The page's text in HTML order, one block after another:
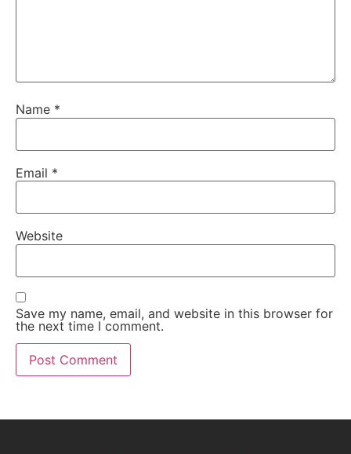
Name *
Email *
Website
Save my name, email, and website in this browser for
the next time I comment.